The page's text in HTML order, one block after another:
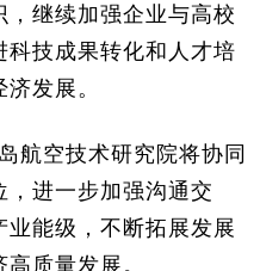
继续加强企业与高校
技成果转化和人才培
发展。
航空技术研究院将协同
进一步加强沟通交
能级，不断拓展发展
质量发展。